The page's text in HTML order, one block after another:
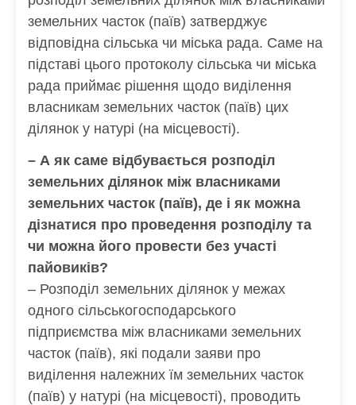
земельних часток (паїв) затверджує
відповідна сільська чи міська рада. Саме на
підставі цього протоколу сільська чи міська
рада приймає рішення щодо виділення
власникам земельних часток (паїв) цих
ділянок у натурі (на місцевості).
– А як саме відбувається розподіл
земельних ділянок між власниками
земельних часток (паїв), де і як можна
дізнатися про проведення розподілу та
чи можна його провести без участі
пайовиків?
– Розподіл земельних ділянок у межах
одного сільськогосподарського
підприємства між власниками земельних
часток (паїв), які подали заяви про
виділення належних їм земельних часток
(паїв) у натурі (на місцевості), проводить